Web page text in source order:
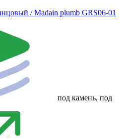
/ Madain plumb GRS06-01
под камень, под